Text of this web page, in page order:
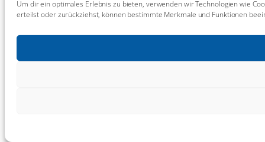
Um dir ein optimales Erlebnis zu bieten, verwenden wir Technologien wie
erteilst oder zurückziehst, können bestimmte Merkmale und Funktionen